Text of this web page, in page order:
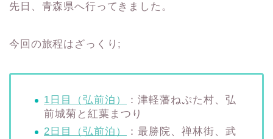
先日、青森県へ行ってきました。
今回の旅程はざっくり;
1日目（弘前泊）
：津軽藩ねぷた村、弘
前城菊と紅葉まつり
2日目（弘前泊）
：最勝院、禅林街、武